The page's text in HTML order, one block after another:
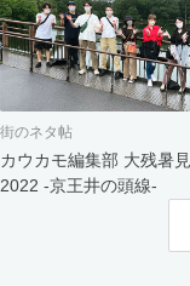
街のネタ帖
カウカモ編集部 大残暑
2022 -京王井の頭線-